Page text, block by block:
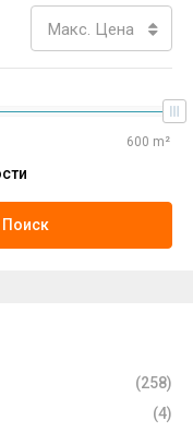
Макс. Цена
Поиск
(258)
(4)